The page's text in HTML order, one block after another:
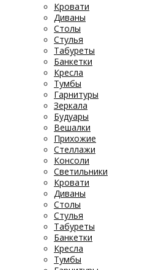
Кровати
Диваны
Столы
Стулья
Табуреты
Банкетки
Кресла
Тумбы
Гарнитуры
Зеркала
Будуары
Вешалки
Прихожие
Стеллажи
Консоли
Светильники
Кровати
Диваны
Столы
Стулья
Табуреты
Банкетки
Кресла
Тумбы